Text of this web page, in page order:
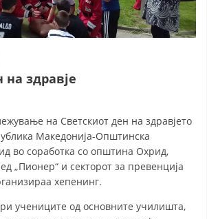
ИСТОРИЈАТ НА ЦКРМ
НА ДВИЖЕЊЕТО
НА ОРГАНИЗАЦИЈАТА
ВО ПРОФЕСИОНАЛНИ ТЕЛА
ЗАКОН ЗА ЦКРМ
на здравје
на Светскиот ден на здравјето
Македонија-Општинска
во соработка со општина Охрид,
„Пионер“ и секторот за превенција
хепенинг.
учениците од основните училишта,